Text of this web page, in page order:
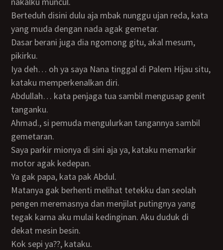
Berteduh disini dulu aja mbak nunggu ujan reda, kata
yang muda dengan nada agak gemetar.
Dasar berani juga dia ngomong gitu, akal mesum,
pikirku.
Iya deh… oh ya saya Nana tinggal di Palem Hijau situ,
kataku memperkenalkan diri.
Abdullah… kata penjaga tua sambil mengusap genit
tanganku.
Ahmad., si pemuda mengulurkan tangannya sambil
gemetaran.
Saya parkir mionya di sini aja ya, kataku memarkir
motor agak kedepan.
Ya gak papa, kata pak Abdul.
Matanya gak berhenti melihat tetekku dan seolah
pengen meremasnya dan menjilat putingnya yang
tegak karna aku mulai kedinginan. Aku duduk di
dekat mesin besin.
Kok sepi ya??, kataku.